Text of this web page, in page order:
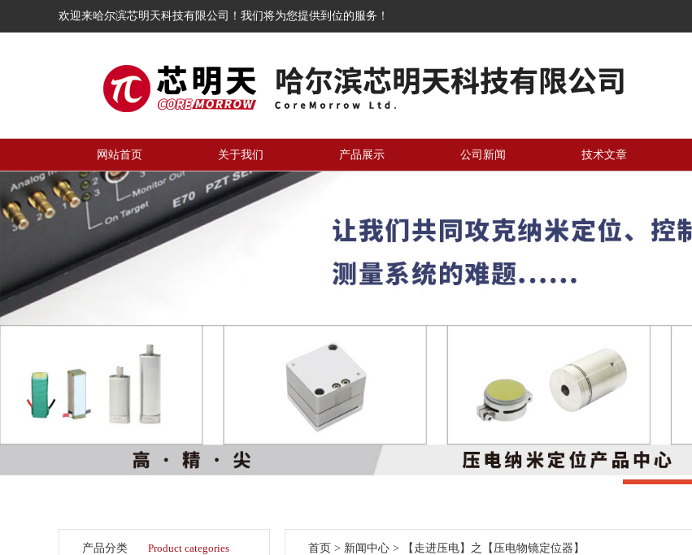
欢迎来哈尔滨芯明天科技有限公司！我们将为您提供到位的服务！
网站首页 关于我们 产品展示 公司新闻 技术文章
产品分类 Product categories 首页 > 新闻中心 > 【走进压电】之【压电物镜定位器】